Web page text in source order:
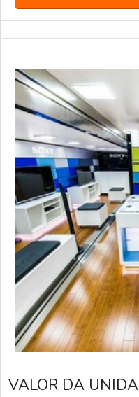
VALOR DA